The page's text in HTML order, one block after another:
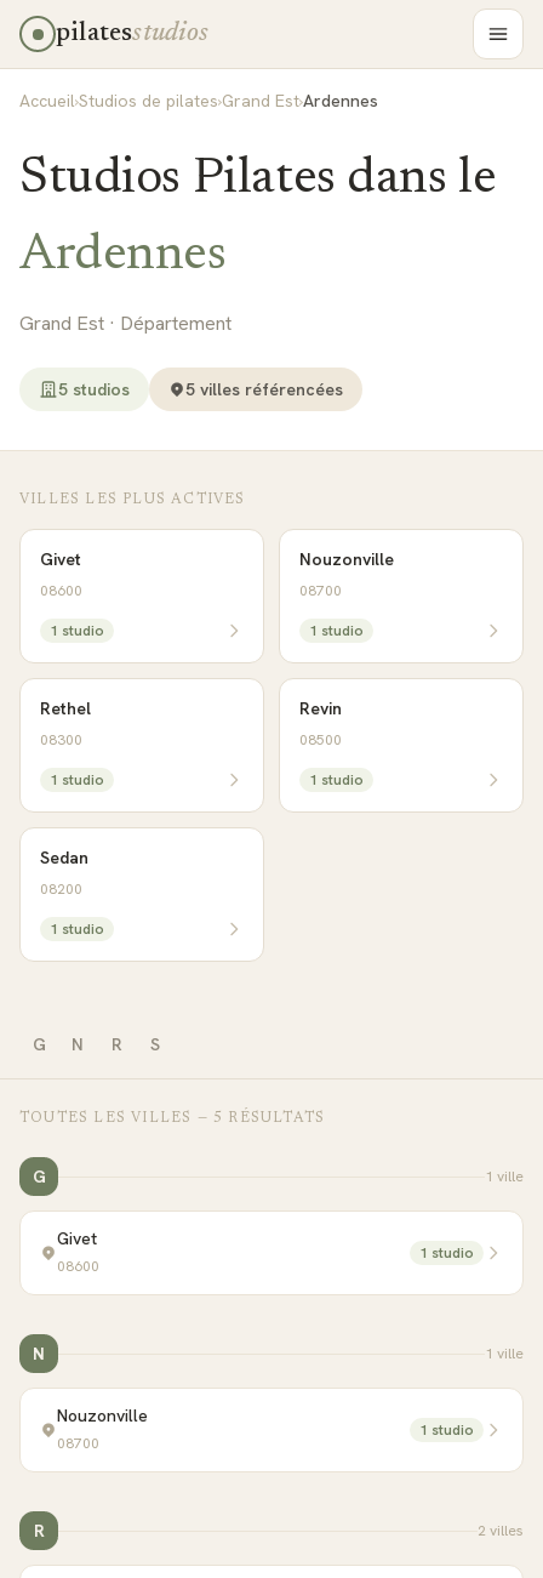
pilatesstudios
Accueil›Studios de pilates›Grand Est›Ardennes
Studios Pilates dans le
Ardennes
Grand Est · Département
5 studios 5 villes référencées
VILLES LES PLUS ACTIVES
Givet
08600
1 studio
Nouzonville
08700
1 studio
Rethel
08300
1 studio
Revin
08500
1 studio
Sedan
08200
1 studio
G N R S
TOUTES LES VILLES — 5 RÉSULTATS
G 1 ville
Givet
08600
1 studio
N 1 ville
Nouzonville
08700
1 studio
R 2 villes